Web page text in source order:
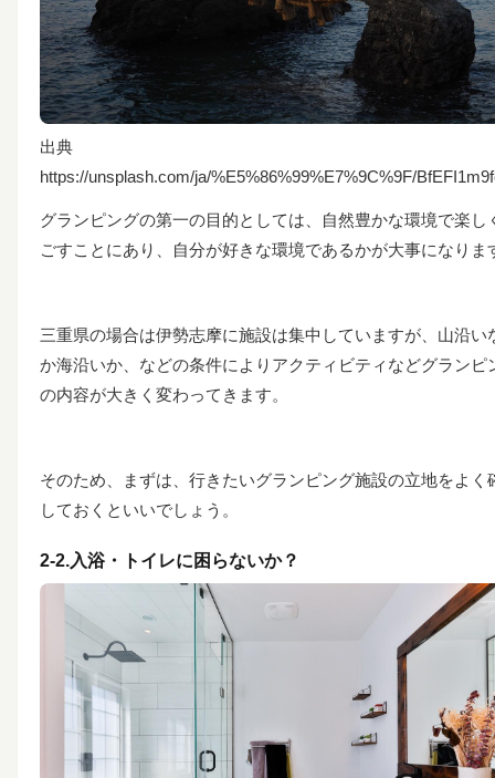
出典
https://unsplash.com/ja/%E5%86%99%E7%9C%9F/
グランピングの第一の目的としては、自然豊かな環境で楽し
ごすことにあり、自分が好きな環境であるかが大事になりま
三重県の場合は伊勢志摩に施設は集中していますが、山沿い
か海沿いか、などの条件によりアクティビティなどグランピ
の内容が大きく変わってきます。
そのため、まずは、行きたいグランピング施設の立地をよく
しておくといいでしょう。
2-2.入浴・トイレに困らないか？